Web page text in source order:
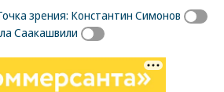
зрения: Константин Симонов
Саакашвили